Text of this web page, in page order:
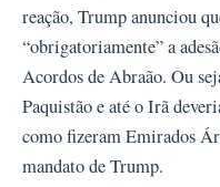
reação, Trump anunciou
“obrigatoriamente” a
Acordos de Abraão. Ou
Paquistão e até o Irã
como fizeram Emirados
mandato de Trump.